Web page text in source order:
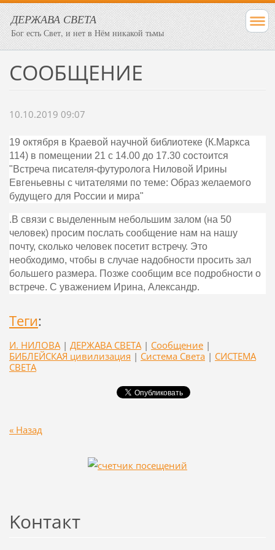
ДЕРЖАВА СВЕТА
Бог есть Свет, и нет в Нём никакой тьмы
СООБЩЕНИЕ
10.10.2019 09:07
19 октября в Краевой научной библиотеке (К.Маркса
114) в помещении 21 с 14.00 до 17.30 состоится
"Встреча писателя-футуролога Ниловой Ирины
Евгеньевны с читателями по теме: Образ желаемого
будущего для России и мира"
.В связи с выделенным небольшим залом (на 50
человек) просим послать сообщение нам на нашу
почту, сколько человек посетит встречу. Это
необходимо, чтобы в случае надобности просить зал
большего размера. Позже сообщим все подробности о
встрече. С уважением Ирина, Александр.
Теги:
И. НИЛОВА | ДЕРЖАВА СВЕТА | Сообщение |
БИБЛЕЙСКАЯ цивилизация | Система Света | СИСТЕМА
СВЕТА
« Назад
Koнтакт